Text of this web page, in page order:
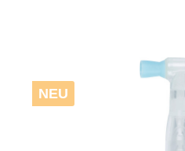
EinwegproduktEinsparungen
Reduzierung des
biegbar und formstabilfür die
kontrollierter Materialmengen
Bereichengeeignet für
Auskleidung,
NEU